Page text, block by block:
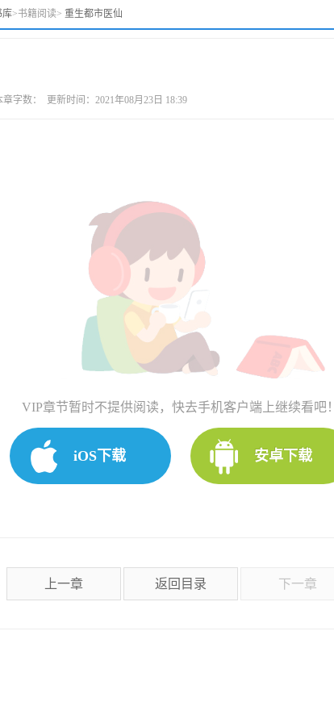
库>书籍阅读> 重生都市医仙
字数： 更新时间：2021年08月23日 18:39
VIP章节暂时不提供阅读，快去手机客户端上继续看吧！
iOS下载 安卓下载
上一章 返回目录 下一章